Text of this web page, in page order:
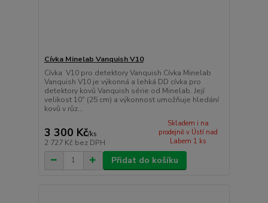
Cívka Minelab Vanquish V10
Cívka V10 pro detektory Vanquish Cívka Minelab
Vanquish V10 je výkonná a lehká DD cívka pro
detektory kovů Vanquish série od Minelab. Její
velikost 10" (25 cm) a výkonnost umožňuje hledání
kovů v růz...
3 300 Kč/ks
2 727 Kč bez DPH
Skladem i na
prodejně v Ústí nad
Labem 1 ks
Přidat do košíku